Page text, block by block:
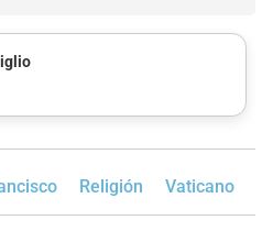
Religión Vaticano